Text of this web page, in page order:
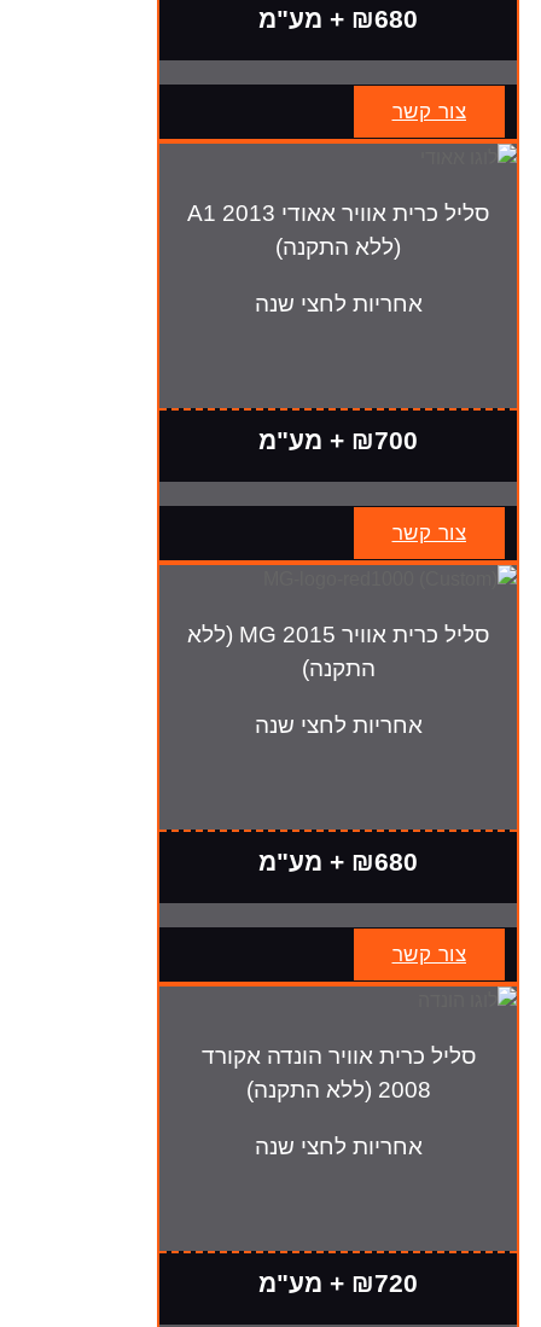
₪680 + מע"מ
צור קשר
סליל כרית אוויר אאודי A1 2013
(ללא התקנה)
אחריות לחצי שנה
₪700 + מע"מ
צור קשר
סליל כרית אוויר MG 2015 (ללא
התקנה)
אחריות לחצי שנה
₪680 + מע"מ
צור קשר
סליל כרית אוויר הונדה אקורד
2008 (ללא התקנה)
אחריות לחצי שנה
₪720 + מע"מ